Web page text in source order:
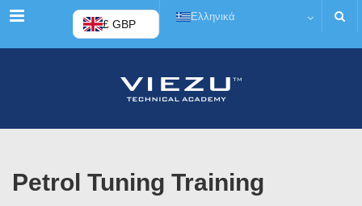
Μενού £ GBP
Ελληνικά
Petrol Tuning Training